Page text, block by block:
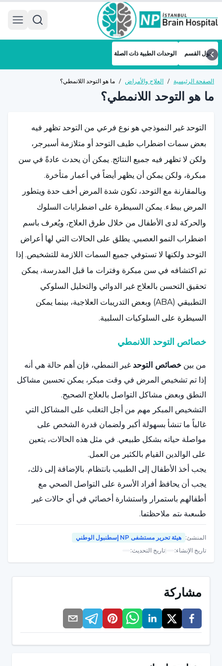
حول القسم الوحدات الطبية ذات الصلة
الصفحة الرئيسية / العلاج والأمراض / ما هو التوحد اللانمطي؟
ما هو التوحد اللانمطي؟
التوحد غير النموذجي هو نوع فرعي من التوحد تظهر فيه
بعض سمات اضطراب طيف التوحد أو متلازمة أسبرجر،
ولكن لا تظهر فيه جميع النتائج. يمكن أن يحدث عادةً في سن
مبكرة، ولكن يمكن أن يظهر أيضاً في أعمار متأخرة.
وبالمقارنة مع التوحد، تكون شدة المرض أخف حدة ويتطور
المرض ببطء. يمكن السيطرة على اضطرابات السلوك
والحركة لدى الأطفال من خلال طرق العلاج، ويُعرف باسم
اضطراب النمو العصبي. يطلق على الحالات التي لها أعراض
التوحد ولكنها لا تستوفي جميع السمات اللازمة للتشخيص. إذا
تم اكتشافه في سن مبكرة وفترات ما قبل المدرسة، يمكن
تحقيق التحسن بالعلاج غير الدوائي والتحليل السلوكي
التطبيقي (ABA) وبعض التدريبات العلاجية، بينما يمكن
السيطرة على السلوكيات السلبية.
خصائص التوحد اللانمطي
من بين خصائص التوحد غير النمطي، فإن أهم حالة هي أنه
إذا تم تشخيص المرض في وقت مبكر، يمكن تحسين مشاكل
النطق وبعض مشاكل التواصل بالعلاج الصحيح.
التشخيص المبكر مهم من أجل التغلب على المشاكل التي
غالباً ما تنشأ بسهولة أكبر ولضمان قدرة الشخص على
مواصلة حياته بشكل طبيعي. في مثل هذه الحالات، يتعين
على الوالدين القيام بالكثير من العمل.
يجب أخذ الأطفال إلى الطبيب بانتظام. بالإضافة إلى ذلك،
يجب أن يحافظ أفراد الأسرة على التواصل الصحي مع
أطفالهم باستمرار واستشارة أخصائي في أي حالات غير
طبيعية يتم ملاحظتها.
أعراض التوحد غير النموذجي
قد يبدو في بعض الحالات بعيدًا تمامًا عن التوحد. تكون
العلامات والأعراض أكثر اعتدالاً من التوحد. قد يعاني الأفراد
أيضاً من بعض المشاكل من حيث التأخر في الكلام وصعوبة
التواصل الاجتماعي. بالإضافة إلى ذلك، فإنأعراض التوحد
اللانمطي،والتي تظهر بشكل عام، هي كالتالي
المنشئ: هيئة تحرير مستشفى NP إسطنبول الوطني
تاريخ الإنشاء:
|تاريخ التحديث:
مشاركة